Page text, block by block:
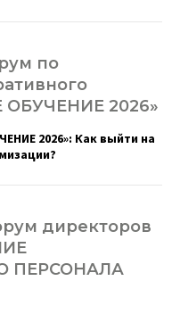
по
2026»
2026»: Как выйти на
директоров
ПЕРСОНАЛА